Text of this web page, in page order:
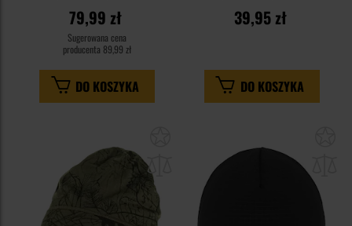
79,99 zł
Sugerowana cena
producenta 89,99 zł
DO KOSZYKA
39,95 zł
DO KOSZYKA
schowka